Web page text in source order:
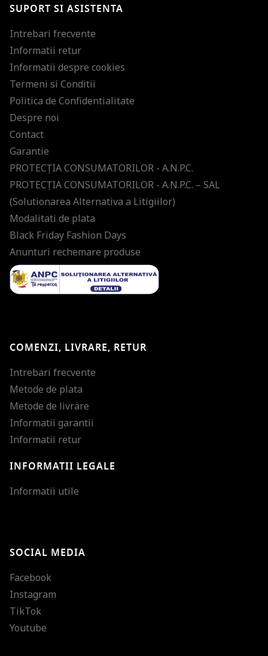
SUPORT SI ASISTENTA
Intrebari frecvente
Informatii retur
Informatii despre cookies
Termeni si Conditii
Politica de Confidentialitate
Despre noi
Contact
Garantie
PROTECŢIA CONSUMATORILOR - A.N.P.C.
PROTECŢIA CONSUMATORILOR - A.N.P.C. – SAL
(Solutionarea Alternativa a Litigiilor)
Modalitati de plata
Black Friday Fashion Days
Anunturi rechemare produse
COMENZI, LIVRARE, RETUR
Intrebari frecvente
Metode de plata
Metode de livrare
Informatii garantii
Informatii retur
INFORMATII LEGALE
Informatii utile
SOCIAL MEDIA
Facebook
Instagram
TikTok
Youtube